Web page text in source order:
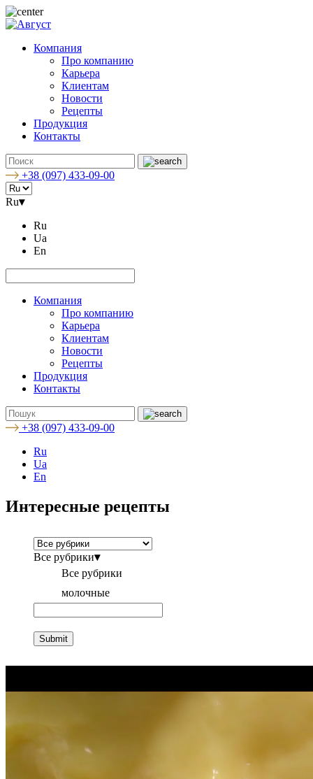
Компания
Про компанию
Карьера
Клиентам
Новости
Рецепты
Продукция
Контакты
+38 (097) 433-09-00
Ru▾
Ru
Ua
En
Компания
Про компанию
Карьера
Клиентам
Новости
Рецепты
Продукция
Контакты
+38 (097) 433-09-00
Ru
Ua
En
Интересные рецепты
Все рубрики▾
Все рубрики
молочные